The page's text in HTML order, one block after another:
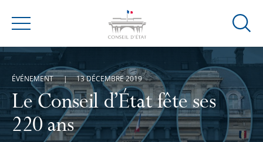
Menu
Ouvrir
de
Le Conseil d’État fête ses
220 ans
ÉVÉNEMENT 13 DÉCEMBRE 2019